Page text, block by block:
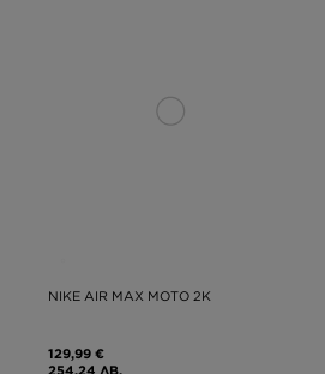
NIKE AIR MAX MOTO 2K
129,99 €
254,24 ЛВ.